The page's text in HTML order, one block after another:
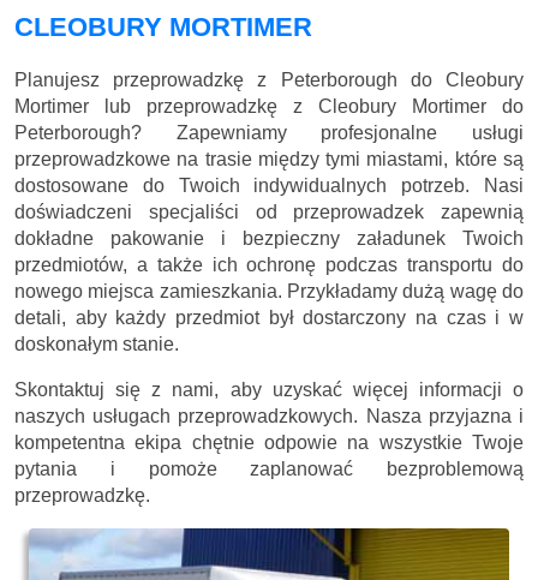
CLEOBURY MORTIMER
Planujesz przeprowadzkę z Peterborough do Cleobury
Mortimer lub przeprowadzkę z Cleobury Mortimer do
Peterborough? Zapewniamy profesjonalne usługi
przeprowadzkowe na trasie między tymi miastami, które są
dostosowane do Twoich indywidualnych potrzeb. Nasi
doświadczeni specjaliści od przeprowadzek zapewnią
dokładne pakowanie i bezpieczny załadunek Twoich
przedmiotów, a także ich ochronę podczas transportu do
nowego miejsca zamieszkania. Przykładamy dużą wagę do
detali, aby każdy przedmiot był dostarczony na czas i w
doskonałym stanie.
Skontaktuj się z nami, aby uzyskać więcej informacji o
naszych usługach przeprowadzkowych. Nasza przyjazna i
kompetentna ekipa chętnie odpowie na wszystkie Twoje
pytania i pomoże zaplanować bezproblemową
przeprowadzkę.